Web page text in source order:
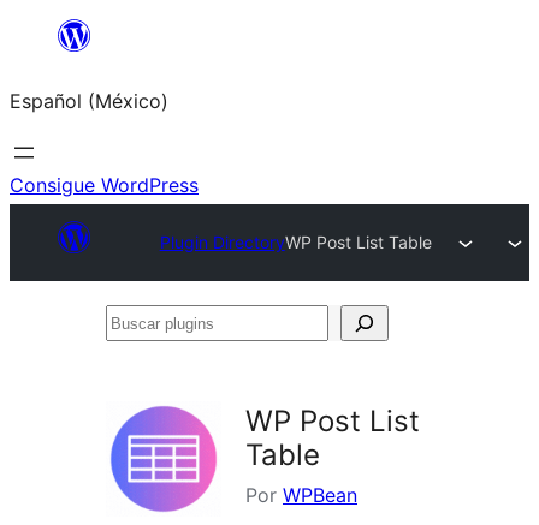
Saltar
contenido
Español (México)
Consigue WordPress
Plugin DirectoryWP Post List Table
Buscar
WP Post List
Table
Por WPBean